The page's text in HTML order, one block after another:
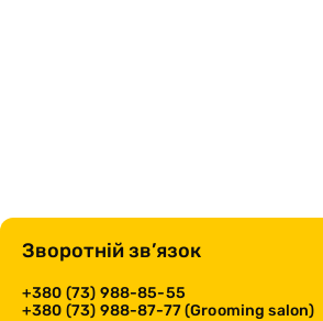
Зворотній зв’язок
+380 (73) 988-85-55
+380 (73) 988-87-77 (Grooming salon)